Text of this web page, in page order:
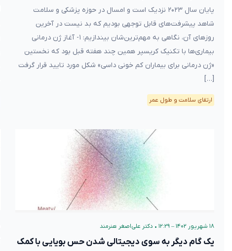
پایان سال ۲۰۲۳ نزدیک است و امسال در حوزه پزشکی و سلامت
شاهد پیشرفت‌های قابل توجهی بودیم که بد نیست در آخرین
روزهای آن، نگاهی به مهم‌ترین‌شان بیندازیم: ۱- آغاز ژن درمانی
بیماری‌ها با تکنیک کریسپر همین چند هفته قبل بود که نخستین
«ژن درمانی برای بیماران کم خونی داسی» شکل مورد تایید قرار گرفت
[…]
ارتقای سلامت و طول عمر
۱۸ شهریور ۱۴۰۲ – ۱۲:۲۹ • دکتر علی‌اصغر هنرمند
یک گام دیگر به سوی دیجیتالی شدن حس بویایی با کمک